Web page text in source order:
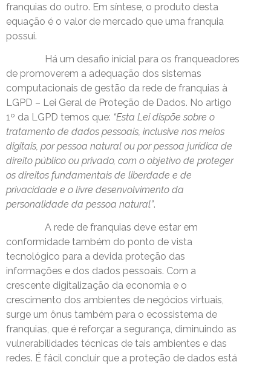
franquias do outro. Em síntese, o produto desta
equação é o valor de mercado que uma franquia
possui.
Há um desafio inicial para os franqueadores
de promoverem a adequação dos sistemas
computacionais de gestão da rede de franquias à
LGPD – Lei Geral de Proteção de Dados. No artigo
1º da LGPD temos que: “Esta Lei dispõe sobre o
tratamento de dados pessoais, inclusive nos meios
digitais, por pessoa natural ou por pessoa jurídica de
direito público ou privado, com o objetivo de proteger
os direitos fundamentais de liberdade e de
privacidade e o livre desenvolvimento da
personalidade da pessoa natural”.
A rede de franquias deve estar em
conformidade também do ponto de vista
tecnológico para a devida proteção das
informações e dos dados pessoais. Com a
crescente digitalização da economia e o
crescimento dos ambientes de negócios virtuais,
surge um ônus também para o ecossistema de
franquias, que é reforçar a segurança, diminuindo as
vulnerabilidades técnicas de tais ambientes e das
redes. É fácil concluir que a proteção de dados está